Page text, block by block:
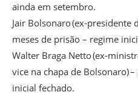
ainda em setembro.
Jair Bolsonaro (ex-presidente
meses de prisão – regime
Walter Braga Netto (ex-
vice na chapa de Bolsonaro)
inicial fechado.